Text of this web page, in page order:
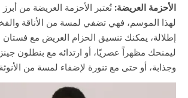
الأحزمة العريضة: تُعتبر الأحزمة العريضة من
لهذا الموسم، فهي تضفي لمسة من الأناقة
إطلالة، يمكنك تنسيق الحزام العريض مع
ليمنحك مظهراً عصريًا، أو ارتدائه مع بنطلون
وجذابة، أو حتى مع تنورة لإضفاء لمسة من